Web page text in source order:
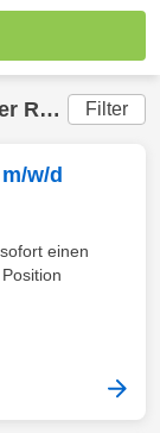
(20
Filter
w/d
einen